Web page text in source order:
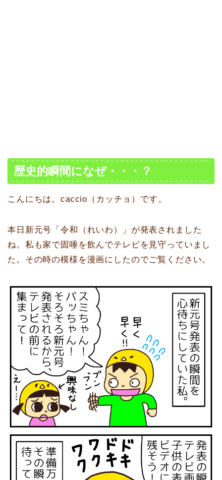
歴史的瞬間になぜ・・・？
こんにちは。caccio（カッチョ）です。
本日新元号「令和（れいわ）」が発表されました
ね。私も家で固唾を飲んでテレビを見守っていまし
た。その時の模様を漫画にしたのでご覧ください。